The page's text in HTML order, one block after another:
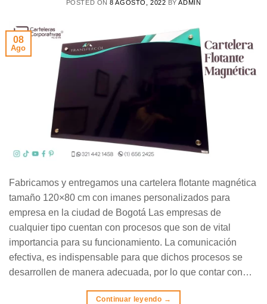
POSTED ON8 AGOSTO, 2022 BYADMIN
08
Ago
Fabricamos y entregamos una cartelera flotante magnética
tamaño 120×80 cm con imanes personalizados para
empresa en la ciudad de Bogotá Las empresas de
cualquier tipo cuentan con procesos que son de vital
importancia para su funcionamiento. La comunicación
efectiva, es indispensable para que dichos procesos se
desarrollen de manera adecuada, por lo que contar con…
Continuar leyendo →